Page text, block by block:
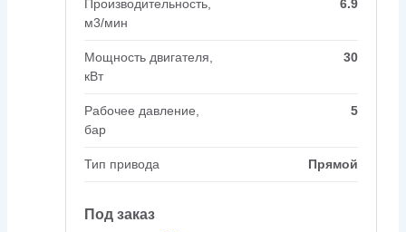
Производительность,
м3/мин
6.9
Мощность двигателя,
кВт
30
Рабочее давление,
бар
5
Тип привода Прямой
Под заказ